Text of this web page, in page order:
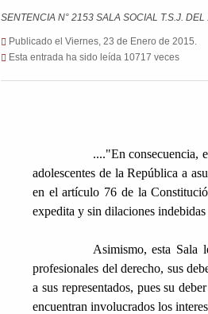
SENTENCIA N° 2153 SALA SOCIAL T.S.J.
Publicado el Viernes, 23 de Enero de 2015.
Esta entrada ha sido leída 10717 veces
...."En consecuencia,
adolescentes de la República a
en el artículo 76 de la
expedita y sin dilaciones
Asimismo, esta Sala
profesionales del derecho, sus
a sus representados, pues su
encuentran involucrados los